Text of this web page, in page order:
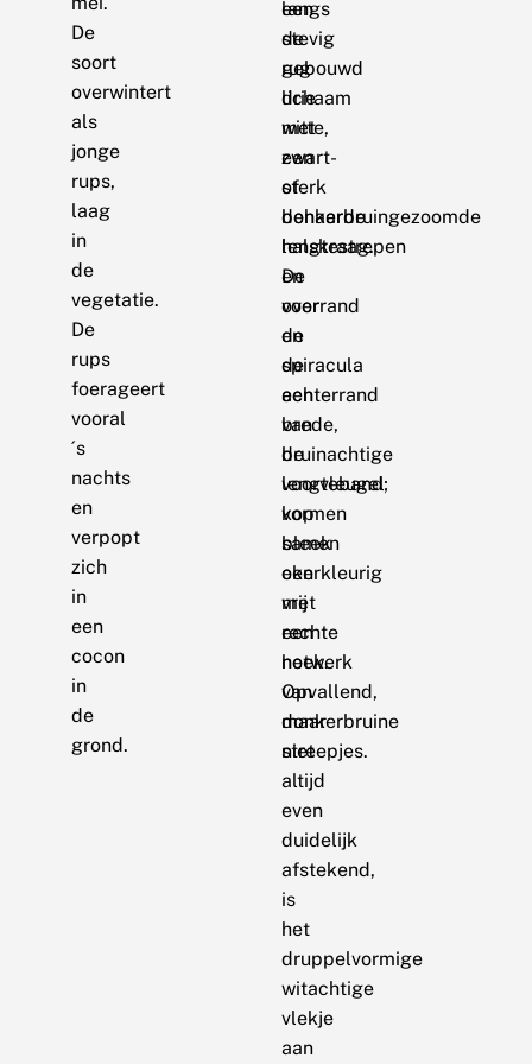
De
soort
overwintert
als
jonge
rups,
laag
in
de
vegetatie.
De
rups
foerageert
vooral
´s
nachts
en
verpopt
zich
in
een
cocon
in
de
grond.
een
stevig
gebouwd
lichaam
met
een
sterk
behaarde
halskraag.
De
voorrand
en
de
achterrand
van
de
voorvleugel
vormen
samen
een
vrij
rechte
hoek.
Opvallend,
maar
niet
altijd
even
duidelijk
afstekend,
is
het
druppelvormige
witachtige
vlekje
aan
langs
de
rug
drie
witte,
zwart-
of
donkerbruingezoomde
lengtestrepen
en
over
de
spiracula
een
brede,
bruinachtige
lengteband;
kop
bleek
okerkleurig
met
een
netwerk
van
donkerbruine
streepjes.